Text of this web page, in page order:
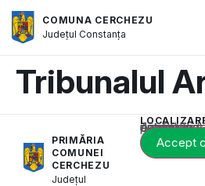
COMUNA CERCHEZU
JudețulConstanța
Tribunalul
PRIMĂRIA
COMUNEI
CERCHEZU
Județul
Acest conținut este blocat până când acceptați categoria corespunzătoare de cookie-uri.
Accept